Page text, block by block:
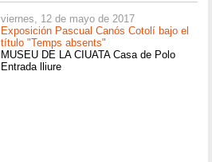
viernes, 12 de mayo de 2017
Exposición Pascual Canós Cotolí bajo el
título "Temps absents"
MUSEU DE LA CIUATA Casa de Polo
Entrada lliure